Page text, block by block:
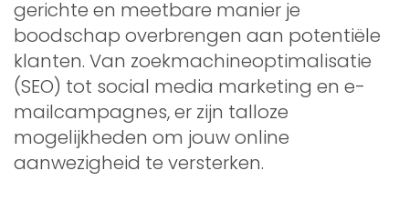
gerichte en meetbare manier je
boodschap overbrengen aan potentiële
klanten. Van zoekmachineoptimalisatie
(SEO) tot social media marketing en e-
mailcampagnes, er zijn talloze
mogelijkheden om jouw online
aanwezigheid te versterken.